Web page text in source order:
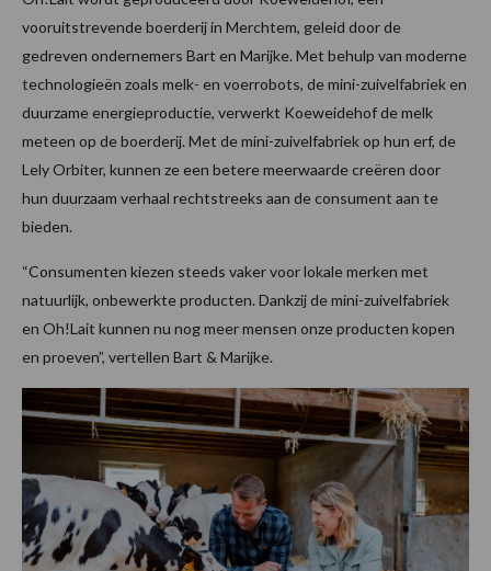
vooruitstrevende boerderij in Merchtem, geleid door de
gedreven ondernemers Bart en Marijke. Met behulp van moderne
technologieën zoals melk- en voerrobots, de mini-zuivelfabriek en
duurzame energieproductie, verwerkt Koeweidehof de melk
meteen op de boerderij. Met de mini-zuivelfabriek op hun erf, de
Lely Orbiter, kunnen ze een betere meerwaarde creëren door
hun duurzaam verhaal rechtstreeks aan de consument aan te
bieden.
“Consumenten kiezen steeds vaker voor lokale merken met
natuurlijk, onbewerkte producten. Dankzij de mini-zuivelfabriek
en Oh!Lait kunnen nu nog meer mensen onze producten kopen
en proeven”, vertellen Bart & Marijke.